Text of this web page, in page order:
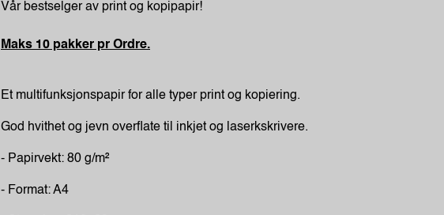
Vår bestselger av print og kopipapir!
Maks 10 pakker pr Ordre.
Et multifunksjonspapir for alle typer print og kopiering.
God hvithet og jevn overflate til inkjet og laserkskrivere.
- Papirvekt: 80 g/m²
- Format: A4